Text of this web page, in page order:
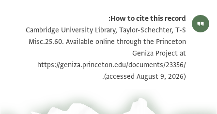
T-S Misc.25.60 1v הגדל וסובב
תנאי היתר שימוש בתצלום
How to cite this record:
Cambridge University Library, Taylor-Schechter, T-S
Misc.25.60. Available online through the Princeton
Geniza Project at
https://geniza.princeton.edu/documents/23356/
(accessed August 9, 2026).